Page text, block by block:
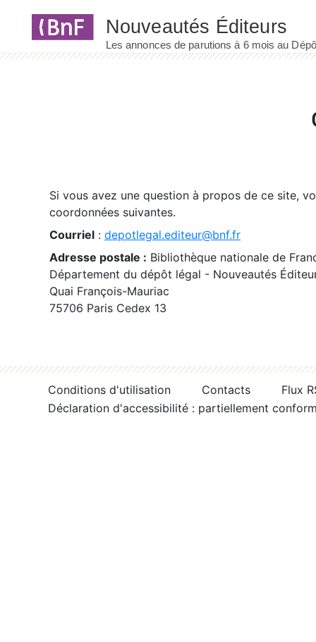
Si vous avez une question à propos de ce site,
coordonnées suivantes.
Courriel : depotlegal.editeur@bnf.fr
Adresse postale : Bibliothèque nationale de
Département du dépôt légal - Nouveautés
Quai François-Mauriac
75706 Paris Cedex 13
Conditions d'utilisation Contacts
Flux
Déclaration d'accessibilité : partiellement